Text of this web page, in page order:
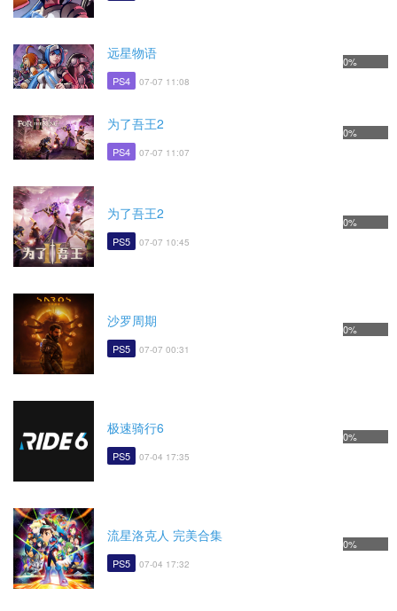
远星物语
PS4 07-07 11:08
0%
为了吾王2
PS4 07-07 11:07
0%
为了吾王2
PS5 07-07 10:45
0%
沙罗周期
PS5 07-07 00:31
0%
极速骑行6
PS5 07-04 17:35
0%
流星洛克人 完美合集
PS5 07-04 17:32
0%